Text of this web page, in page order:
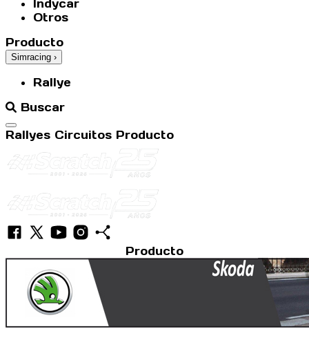
Indycar
Otros
Producto
Simracing ›
Rallye
Buscar
Abrir menú
Rallyes Circuitos Producto
Producto